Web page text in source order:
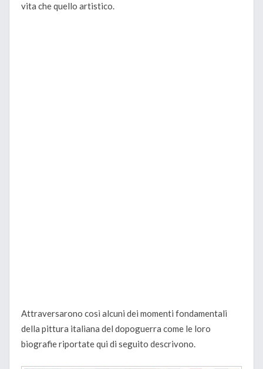
vita che quello artistico.
Attraversarono così alcuni dei momenti fondamentali
della pittura italiana del dopoguerra come le loro
biografie riportate qui di seguito descrivono.